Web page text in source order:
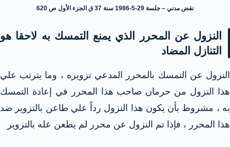
نقض مدني – جلسة 29-5-1986 سنة 37 ق الجزء الأول ص 620
النزول عن المحرر الذي يمنع التمسك به لاحقا هو
التنازل المضاد
النزول عن التمسك بالمحرر المدعي تزويره ، وما يترتب علي
هذا النزول من حرمان صاحب هذا المحرر في إعادة التمسك
به ، مشروط بأن يكون هذا النزول رداً علي طاعن بالتزوير ضد
هذا المحرر ، فإذا تم النزول عن محرر لم يطعن عله بالتزوير